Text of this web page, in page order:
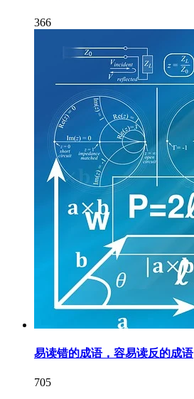
366
易读错的成语，容易读反的成语
705